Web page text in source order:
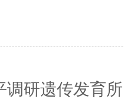
调研遗传发育所